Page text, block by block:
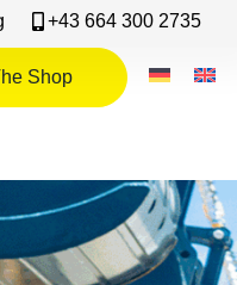
+43 664 300 2735
Shop